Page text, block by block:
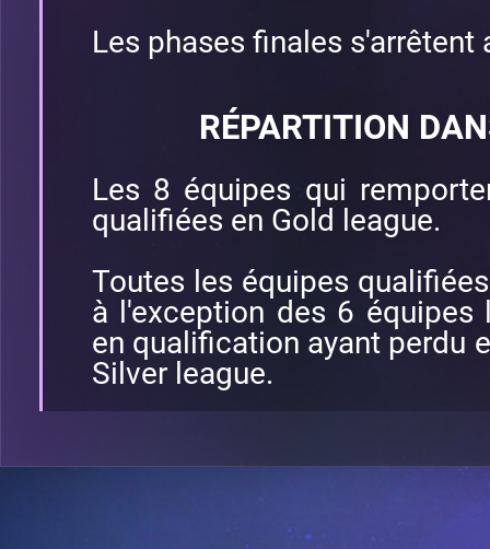
Les phases finales s'arrêtent
RÉPARTITION
Les 8 équipes qui
qualifiées en Gold league.
Toutes les équipes
à l'exception des 6 équipes
en qualification ayant perdu
Silver league.